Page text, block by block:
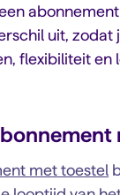
uit,
flexibiliteit
met toestel